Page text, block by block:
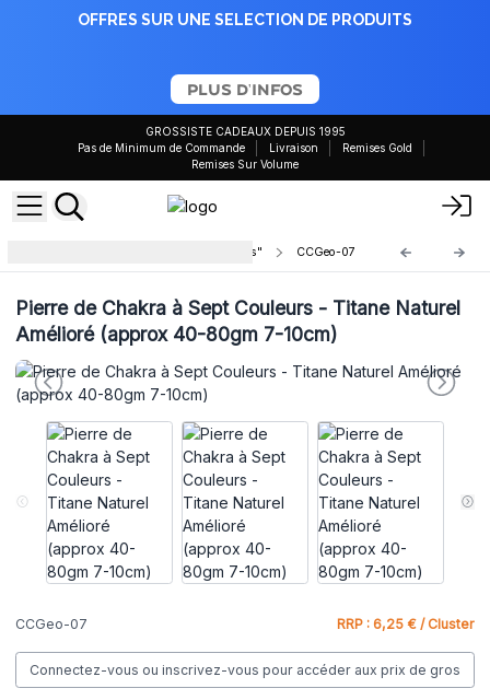
OFFRES SUR UNE SELECTION DE PRODUITS
PLUS D'INFOS
GROSSISTE CADEAUX DEPUIS 1995
Pas de Minimum de Commande
Livraison
Remises Gold
Remises Sur Volume
Géodes de calcite colorées "peintes" CCGeo-07
Pierre de Chakra à Sept Couleurs - Titane Naturel
Amélioré (approx 40-80gm 7-10cm)
CCGeo-07 RRP : 6,25 € / Cluster
Connectez-vous ou inscrivez-vous pour accéder aux prix de gros